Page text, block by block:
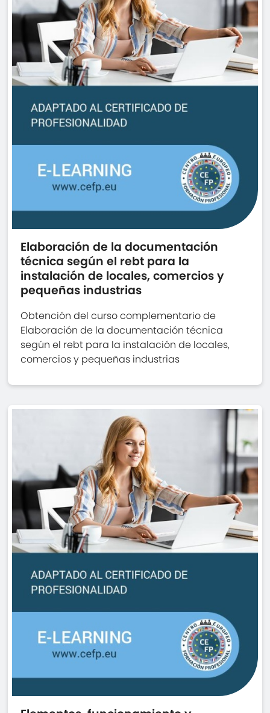
Elaboración de la documentación
técnica según el rebt para la
instalación de locales, comercios y
pequeñas industrias
Obtención del curso complementario de
Elaboración de la documentación técnica
según el rebt para la instalación de locales,
comercios y pequeñas industrias